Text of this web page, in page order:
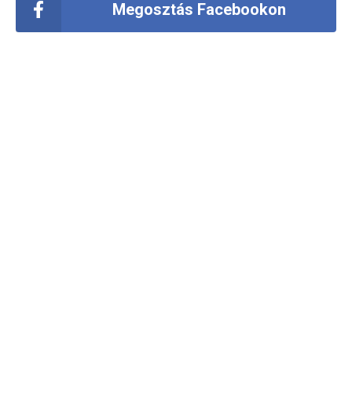
Megosztás Facebookon